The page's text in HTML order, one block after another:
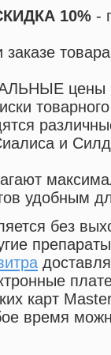
10% -
заказе
цены
и
удобным
без
карт
время